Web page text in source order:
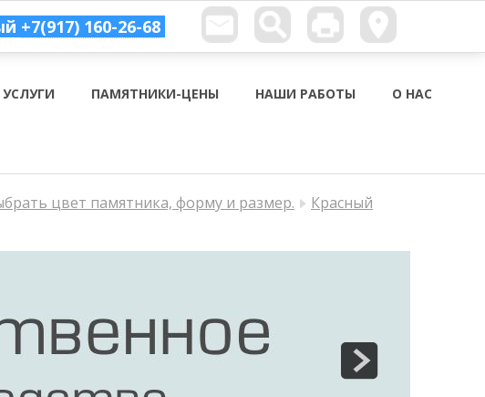
+7(917) 160-26-68
УСЛУГИ ПАМЯТНИКИ-ЦЕНЫ НАШИ РАБОТЫ О НАС
цвет памятника, форму и размер.
Красный